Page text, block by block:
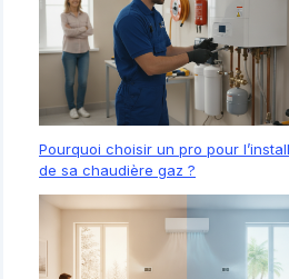
Pourquoi choisir un pro pour
de sa chaudière gaz ?